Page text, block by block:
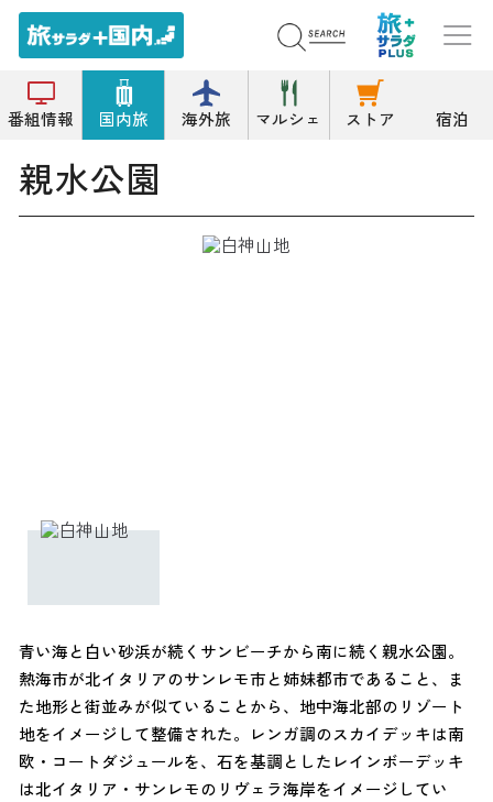
番組情報 国内旅 海外旅 マルシェ ストア 宿泊
トップ 公園/緑地 親水公園
親水公園
青い海と白い砂浜が続くサンビーチから南に続く親水公園。
熱海市が北イタリアのサンレモ市と姉妹都市であること、ま
た地形と街並みが似ていることから、地中海北部のリゾート
地をイメージして整備された。レンガ調のスカイデッキは南
欧・コートダジュールを、石を基調としたレインボーデッキ
は北イタリア・サンレモのリヴェラ海岸をイメージしてい